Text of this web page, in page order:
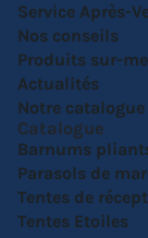
Service Après-
Nos conseils
Produits sur-
Actualités
Notre
Catalogue
Barnums
Parasols de
Tentes de
Tentes Etoiles